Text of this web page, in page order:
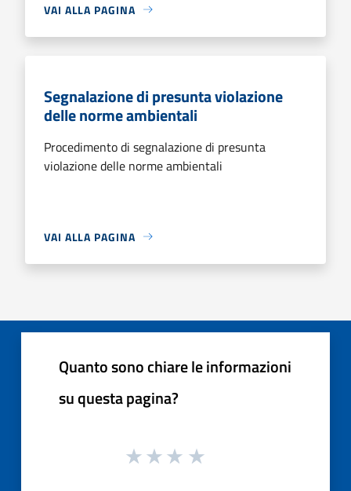
VAI ALLA PAGINA
Segnalazione di presunta violazione
delle norme ambientali
Procedimento di segnalazione di presunta
violazione delle norme ambientali
VAI ALLA PAGINA
Quanto sono chiare le informazioni
su questa pagina?